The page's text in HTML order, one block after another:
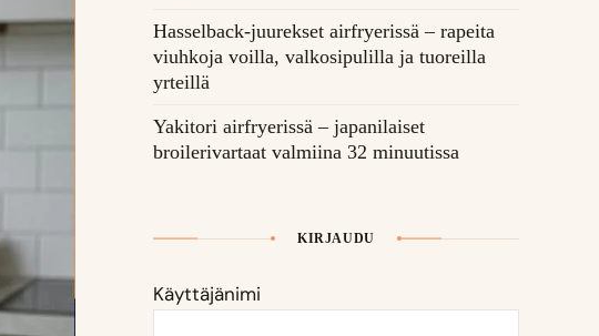
Hasselback-juurekset airfryerissä – rapeita
viuhkoja voilla, valkosipulilla ja tuoreilla
yrteillä
Yakitori airfryerissä – japanilaiset
broilerivartaat valmiina 32 minuutissa
KIRJAUDU
Käyttäjänimi